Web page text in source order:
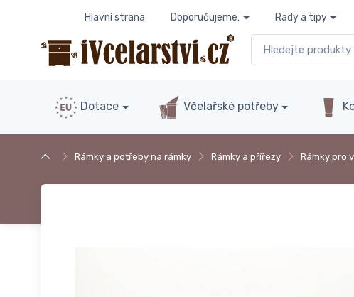
Hlavní strana Doporučujeme: Rady a tipy
Dotace Včelařské potřeby
Rámky a potřeby na rámky Rámky a přířezy Rámky pro